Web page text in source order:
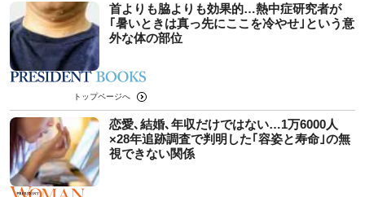
首よりも脇よりも効果的…熱中症研究者が
｢暑いときは真っ先にここを冷やせ｣という意
外な体の部位
トップページへ
恋愛､結婚､年収だけではない…1万6000人
×28年追跡調査で判明した｢容姿と寿命｣の無
視できない関係